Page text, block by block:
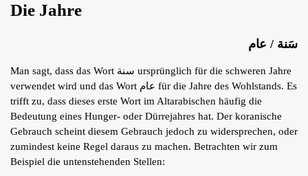
Aktivitätshefte
Schriften des Autors
Erfahrungsberichte
Shop
Tafsîr
Die Jahre
سَنة / عام
Man sagt, dass das Wort سنة ursprünglich für die schweren Jahre
verwendet wird und das Wort عام für die Jahre des Wohlstands. Es
trifft zu, dass dieses erste Wort im Altarabischen häufig die
Bedeutung eines Hunger- oder Dürrejahres hat. Der koranische
Gebrauch scheint diesem Gebrauch jedoch zu widersprechen, oder
zumindest keine Regel daraus zu machen. Betrachten wir zum
Beispiel die untenstehenden Stellen: